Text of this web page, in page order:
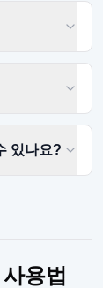
있나요?
용법